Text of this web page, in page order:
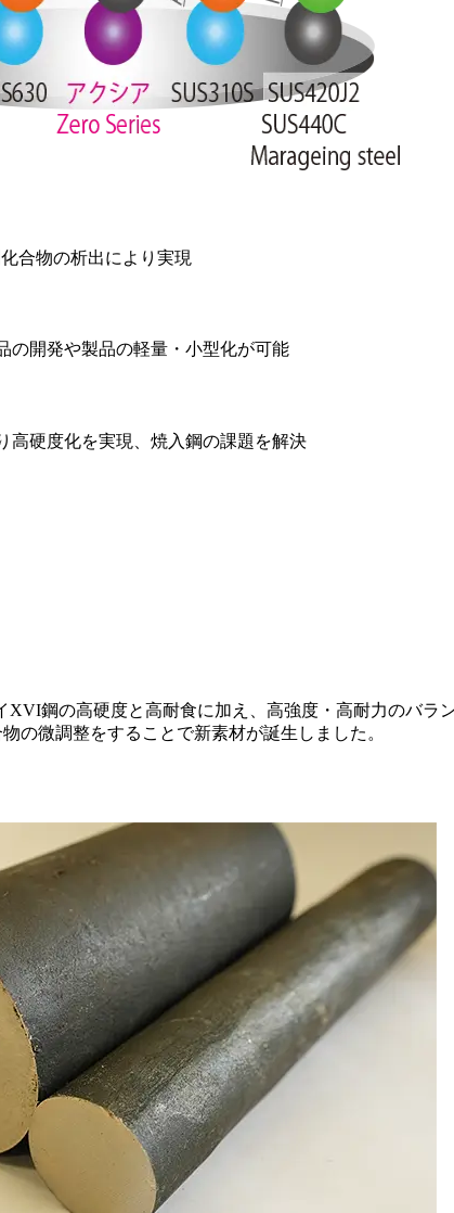
合物の析出により実現
の開発や製品の軽量・小型化が可能
高硬度化を実現、焼入鋼の課題を解決
XVI鋼の高硬度と高耐食に加え、高強度・高耐力のバ
の微調整をすることで新素材が誕生しました。